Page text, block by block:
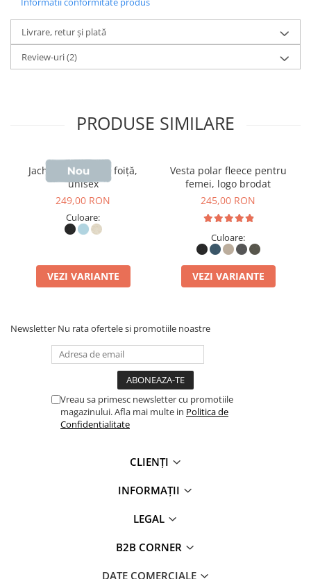
- Curea pentru bagaj spate
- Buzunar frontal cu fermoar și două buzunare interioare
captusite
Livrare, retur și plată
Review-uri(2)
PRODUSE SIMILARE
Jachetă unisex tip foiță,
unisex
249,00 RON
Culoare:
VEZI VARIANTE
Vesta polar fleece pentru
femei, logo brodat
245,00 RON
Culoare:
VEZI VARIANTE
Newsletter Nu rata ofertele si promotiile noastre
Vreau sa primesc newsletter cu promotiile
magazinului. Afla mai multe in Politica de
Confidentialitate
CLIENȚI
INFORMAȚII
LEGAL
B2B CORNER
DATE COMERCIALE